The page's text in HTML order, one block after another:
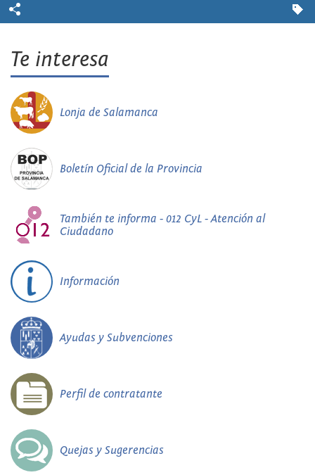
Te interesa
Lonja de Salamanca
Boletín Oficial de la Provincia
También te informa - 012 CyL - Atención al
Ciudadano
Información
Ayudas y Subvenciones
Perfil de contratante
Quejas y Sugerencias